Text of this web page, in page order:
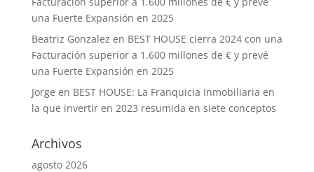
una Fuerte Expansión en 2025
Beatriz Gonzalez en BEST HOUSE cierra 2024 con una
Facturación superior a 1.600 millones de € y prevé
una Fuerte Expansión en 2025
Jorge en BEST HOUSE: La Franquicia Inmobiliaria en
la que invertir en 2023 resumida en siete conceptos
Archivos
agosto 2026